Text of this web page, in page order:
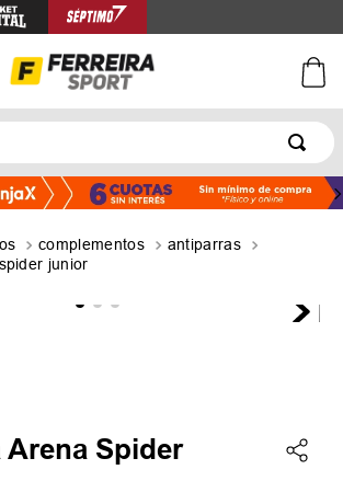
BUSCADOS
complementos
antiparras
junior
Spider